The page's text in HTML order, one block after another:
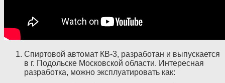
Спиртовой автомат КВ-3, разработан и выпускается
в г. Подольске Московской области. Интересная
разработка, можно эксплуатировать как: